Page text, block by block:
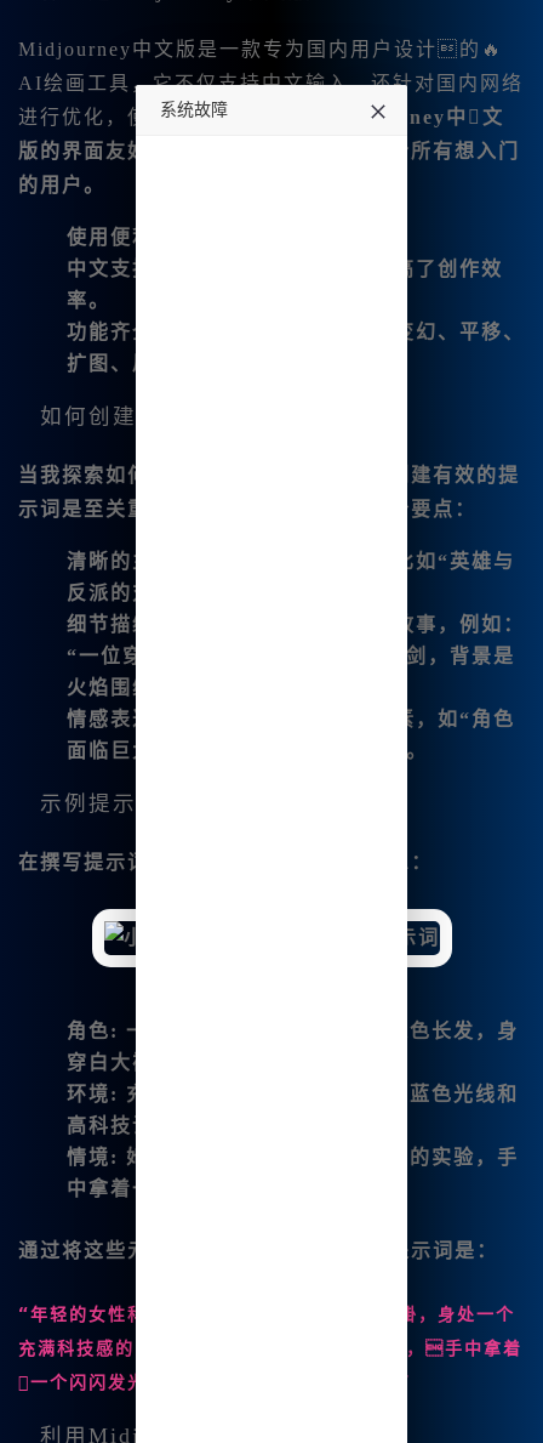
Midjourney中文版是一款专为国内用户设计的🔥
AI绘画工具，它不仅支持中文输入，还针对国内网络
进行优化，使得操作更加流畅。
Midjourney中文
版的界面友好，使用起来更是简单，适合所有想入门
的用户。
使用便利
中文支持
：直接输入中文提示，提高了创作效
率。
功能齐全
：支持图片编辑功能，如变幻、平移、
扩图、局部重绘等。
如何创建有效的提示词？
当我探索如何生成漫画内容时，我发现创建有效的提
示词是至关重要的。以下是我总结的几个要点：
清晰的主题
：明确你的漫画主题，比如“英雄与
反派的对抗”或者“奇幻冒险”。
细节描绘
：提供角色的特点和背景故事，例如：
“一位穿着勇士盔甲的英雄，手持长剑，背景是
火焰围绕的城堡”。
情感表达
：在提示词中加入情感元素，如“角色
面临巨大的压力，显得紧张和焦虑”。
示例提示词构建
在撰写提示词时，我常常会这样组织信息：
角色: 一名年轻的女性科学家，墨绿色长发，身
穿白大褂。
环境: 充满科技感的实验室，充斥着蓝色光线和
高科技设备。
情境: 她正在进行一项关于时间旅行的实验，手
中拿着一个闪闪发光的装置。
通过将这些元素结合在一起，我得到的提示词是：
“年轻的女性科学家，墨绿色长发，身穿白大褂，身处一个
充满科技感的实验室，正在进行时间旅行实验，手中拿着
一个闪闪发光的装置，环境充满蓝色光线。”
利用Midjourney生成漫画场景
系统故障